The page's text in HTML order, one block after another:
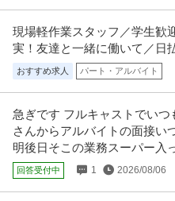
羽田空港／施設保全サポート年
／内勤9割／安定性が強みの建コ
株式会社スタッド
正社員 交通費支給 昇給あり ミド
年収400万円〜620万円
株式会社スタッド ＜羽田空港＞施設
残業10H以下／内勤9割／…続きを見
現場軽作業スタッフ／学生歓
実！友達と一緒に働いて／日
う！
おすすめ求人 パート・アルバイト
急ぎです フルキャストでい
さんからアルバイトの面接い
明後日そこの業務スーパー入
回答受付中 1 2026/08/06